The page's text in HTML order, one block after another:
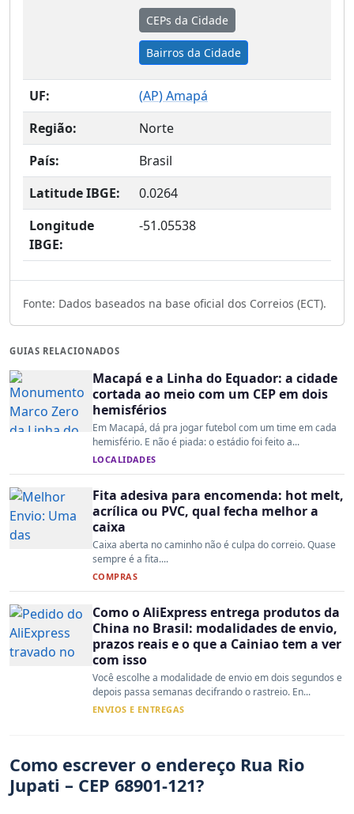
CEPs da Cidade
Bairros da Cidade
UF: (AP) Amapá
Região:
Norte
País:
Brasil
Latitude IBGE:
0.0264
Longitude
IBGE:
-51.05538
Fonte: Dados baseados na base oficial dos Correios (ECT).
GUIAS RELACIONADOS
Macapá e a Linha do Equador: a cidade
cortada ao meio com um CEP em dois
hemisférios
Em Macapá, dá pra jogar futebol com um time em cada
hemisfério. E não é piada: o estádio foi feito a...
LOCALIDADES
Fita adesiva para encomenda: hot melt,
acrílica ou PVC, qual fecha melhor a
caixa
Caixa aberta no caminho não é culpa do correio. Quase
sempre é a fita....
COMPRAS
Como o AliExpress entrega produtos da
China no Brasil: modalidades de envio,
prazos reais e o que a Cainiao tem a ver
com isso
Você escolhe a modalidade de envio em dois segundos e
depois passa semanas decifrando o rastreio. En...
ENVIOS E ENTREGAS
Como escrever o endereço Rua Rio
Jupati – CEP 68901-121?